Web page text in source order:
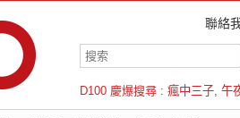
聯絡
D100 慶爆搜尋 : 瘋中三子, 午
羅倫斯